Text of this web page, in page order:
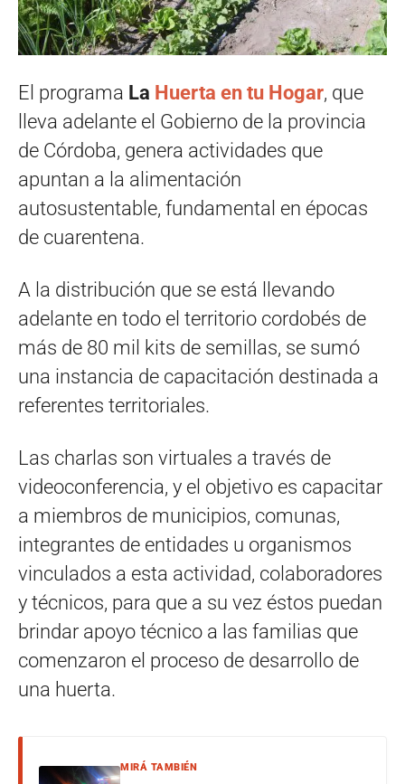
El programa La Huerta en tu Hogar, que
lleva adelante el Gobierno de la provincia
de Córdoba, genera actividades que
apuntan a la alimentación
autosustentable, fundamental en épocas
de cuarentena.
A la distribución que se está llevando
adelante en todo el territorio cordobés de
más de 80 mil kits de semillas, se sumó
una instancia de capacitación destinada a
referentes territoriales.
Las charlas son virtuales a través de
videoconferencia, y el objetivo es capacitar
a miembros de municipios, comunas,
integrantes de entidades u organismos
vinculados a esta actividad, colaboradores
y técnicos, para que a su vez éstos puedan
brindar apoyo técnico a las familias que
comenzaron el proceso de desarrollo de
una huerta.
MIRÁ TAMBIÉN